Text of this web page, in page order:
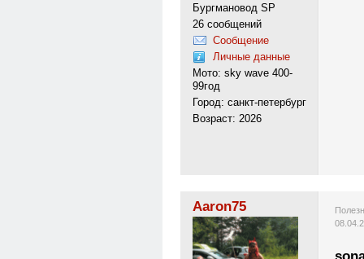
Бургмановод SP
26 сообщений
Сообщение
Личные данные
Мото: sky wave 400-
99год
Город: санкт-петербург
Возраст: 2026
Aaron75